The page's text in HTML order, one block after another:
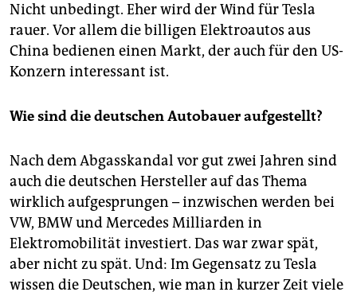
Nicht unbedingt. Eher wird der Wind für Tesla
rauer. Vor allem die billigen Elektroautos aus
China bedienen einen Markt, der auch für den US-
Konzern interessant ist.
Wie sind die deutschen Autobauer aufgestellt?
Nach dem Abgasskandal vor gut zwei Jahren sind
auch die deutschen Hersteller auf das Thema
wirklich aufgesprungen – inzwischen werden bei
VW, BMW und Mercedes Milliarden in
Elektromobilität investiert. Das war zwar spät,
aber nicht zu spät. Und: Im Gegensatz zu Tesla
wissen die Deutschen, wie man in kurzer Zeit viele